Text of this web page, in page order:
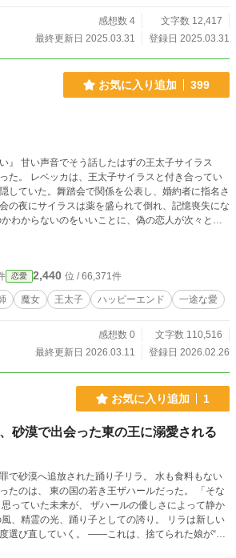
感想数 4
文字数 12,417
最終更新日 2025.03.31
登録日 2025.03.31
お気に入り追加 399
』 甘い声音でそう話したはずの王太子サイラス
き合ってい
していた。舞踏会で関係を公表し、婚約者に指名さ
の夜にサイラスは薬を盛られて倒れ、記憶喪失にな
座を狙ってくる。おかげで不信に陥ったサイラス
り出せなくなってしまった。 サイラスの記
兼魔女であるレベッカは恋人であることを隠しなが
になった。そうして記憶が戻らないまま二人の距離
そんなおりにサイラスの偽の恋人を名乗りでた令嬢
……！？ ※他のサイトにも掲載して
恋愛 2,440 位 / 66,371件
魔女 王太子 ハッピーエンド 一途な愛
感想数 0
文字数 110,516
最終更新日 2026.03.11
登録日 2026.02.26
お気に入り追加 1
砂漠で出会った東の王に溺愛される
で砂漠へ追放された踊り子リラ。 水も食料もない
のは、 東の国の若き王ザハールだった。 「そな
——これは、捨てられた娘が“本
恋の物語。